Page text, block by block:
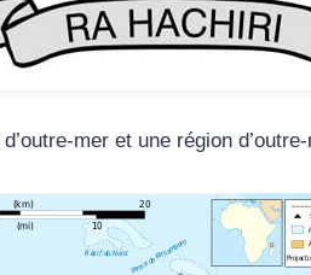
mer et une région